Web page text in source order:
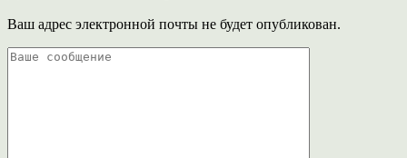
Ваш адрес электронной почты не будет опубликован.